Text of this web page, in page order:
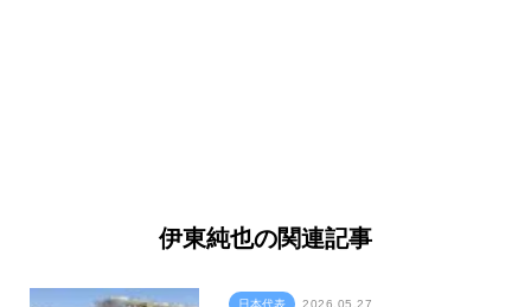
伊東純也の関連記事
日本代表 2026.05.27